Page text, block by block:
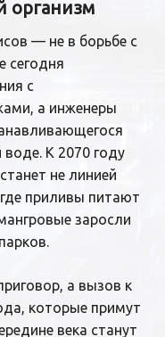
организм
— не в борьбе с
сегодня
с
а инженеры
воде. К 2070 году
не линией
приливы питают
заросли
а вызов к
которые примут
века станут